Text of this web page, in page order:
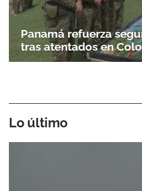
Panamá refuerza
tras atentados en
Lo último